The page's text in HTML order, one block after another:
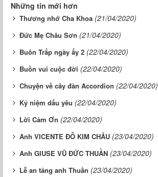
Những tin mới hơn
Thương nhớ Cha Khoa (21/04/2020)
Đức Mẹ Châu Sơn (21/04/2020)
Buôn Trấp ngày ấy 2 (22/04/2020)
Buồn vui cuộc đời (22/04/2020)
Chuyện về cây đàn Accordion (22/04/2020)
Kỷ niệm dấu yêu (22/04/2020)
Lời Cảm Ơn (22/04/2020)
Anh VICENTE ĐỖ KIM CHÂU (23/04/2020)
Anh GIUSE VŨ ĐỨC THUẦN (23/04/2020)
Lễ an táng anh Thuần (23/04/2020)